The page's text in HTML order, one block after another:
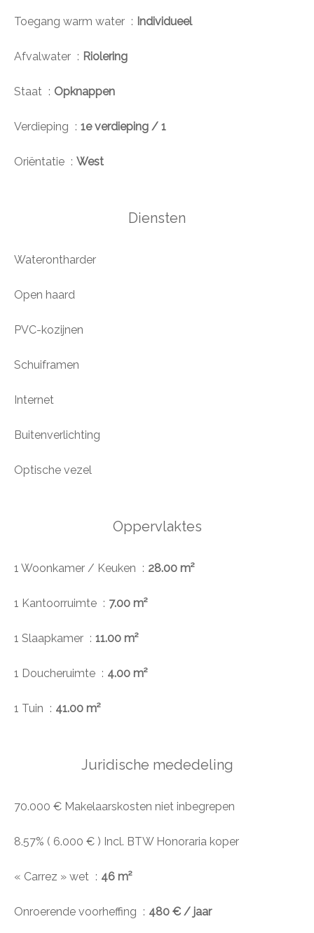
Toegang warm water Individueel
Afvalwater Riolering
Staat Opknappen
Verdieping 1e verdieping / 1
Oriëntatie West
Diensten
Waterontharder
Open haard
PVC-kozijnen
Schuiframen
Internet
Buitenverlichting
Optische vezel
Oppervlaktes
1 Woonkamer / Keuken 28.00 m²
1 Kantoorruimte 7.00 m²
1 Slaapkamer 11.00 m²
1 Doucheruimte 4.00 m²
1 Tuin 41.00 m²
Juridische mededeling
70.000 € Makelaarskosten niet inbegrepen
8.57% ( 6.000 € ) Incl. BTW Honoraria koper
« Carrez » wet 46 m²
Onroerende voorheffing 480 € / jaar